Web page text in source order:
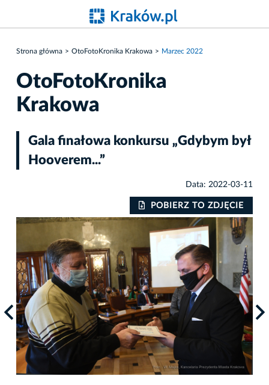
Strona główna OtoFotoKronika Krakowa Marzec 2022
OtoFotoKronika
Krakowa
Gala finałowa konkursu „Gdybym był
Hooverem...”
Data: 2022-03-11
POBIERZ TO ZDJĘCIE